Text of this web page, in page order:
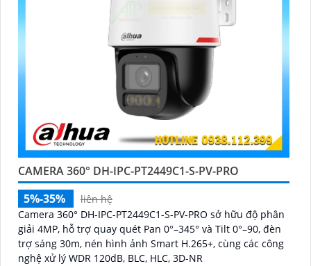
CAMERA 360° DH-IPC-PT2449C1-S-PV-PRO
5%-35%
liên hệ
Camera 360° DH-IPC-PT2449C1-S-PV-PRO sở hữu độ phân
giải 4MP, hỗ trợ quay quét Pan 0°–345° và Tilt 0°–90, đèn
trợ sáng 30m, nén hình ảnh Smart H.265+, cùng các công
nghệ xử lý WDR 120dB, BLC, HLC, 3D-NR